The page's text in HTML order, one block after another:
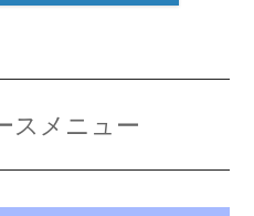
メニュー